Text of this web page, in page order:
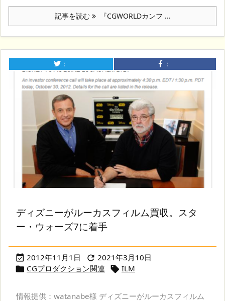
記事を読む 『CGWORLDカンフ ...
： ：
ディズニーがルーカスフィルム買収。スタ
ー・ウォーズ7に着手
 2012年11月1日  2021年3月10日
 CGプロダクション関連  ILM
情報提供：watanabe様 ディズニーがルーカスフィルム